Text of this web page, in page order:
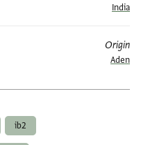
India
Origin
Aden
ib2